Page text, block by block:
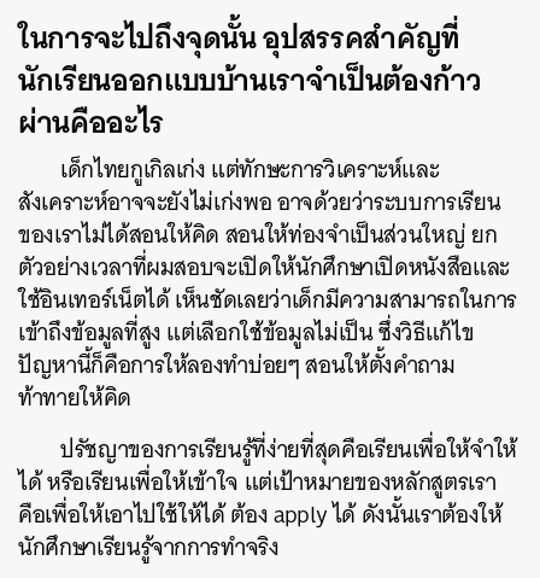
ในการจะไปถึงจุดนั้น อุปสรรคสำคัญที่
นักเรียนออกแบบบ้านเราจำเป็นต้องก้าว
ผ่านคืออะไร
เด็กไทยกูเกิลเก่ง แต่ทักษะการวิเคราะห์และ
สังเคราะห์อาจจะยังไม่เก่งพอ อาจด้วยว่าระบบการเรียน
ของเราไม่ได้สอนให้คิด สอนให้ท่องจำเป็นส่วนใหญ่ ยก
ตัวอย่างเวลาที่ผมสอบจะเปิดให้นักศึกษาเปิดหนังสือและ
ใช้อินเทอร์เน็ตได้ เห็นชัดเลยว่าเด็กมีความสามารถในการ
เข้าถึงข้อมูลที่สูง แต่เลือกใช้ข้อมูลไม่เป็น ซึ่งวิธีแก้ไข
ปัญหานี้ก็คือการให้ลองทำบ่อยๆ สอนให้ตั้งคำถาม
ท้าทายให้คิด
ปรัชญาของการเรียนรู้ที่ง่ายที่สุดคือเรียนเพื่อให้จำให้
ได้ หรือเรียนเพื่อให้เข้าใจ แต่เป้าหมายของหลักสูตรเรา
คือเพื่อให้เอาไปใช้ให้ได้ ต้อง apply ได้ ดังนั้นเราต้องให้
นักศึกษาเรียนรู้จากการทำจริง
ค้นหา
SHARE TWEET LINE EMAIL